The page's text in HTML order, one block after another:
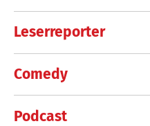
Leserreporter
Comedy
Podcast